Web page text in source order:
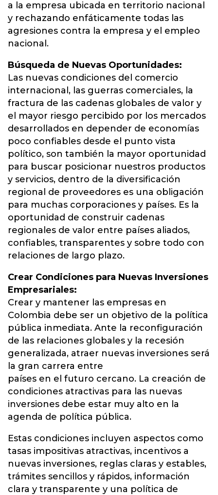
a la empresa ubicada en territorio nacional
y rechazando enfáticamente todas las
agresiones contra la empresa y el empleo
nacional.
Búsqueda de Nuevas Oportunidades:
Las nuevas condiciones del comercio
internacional, las guerras comerciales, la
fractura de las cadenas globales de valor y
el mayor riesgo percibido por los mercados
desarrollados en depender de economías
poco confiables desde el punto vista
político, son también la mayor oportunidad
para buscar posicionar nuestros productos
y servicios, dentro de la diversificación
regional de proveedores es una obligación
para muchas corporaciones y países. Es la
oportunidad de construir cadenas
regionales de valor entre países aliados,
confiables, transparentes y sobre todo con
relaciones de largo plazo.
Crear Condiciones para Nuevas Inversiones
Empresariales:
Crear y mantener las empresas en
Colombia debe ser un objetivo de la política
pública inmediata. Ante la reconfiguración
de las relaciones globales y la recesión
generalizada, atraer nuevas inversiones será
la gran carrera entre
países en el futuro cercano. La creación de
condiciones atractivas para las nuevas
inversiones debe estar muy alto en la
agenda de política pública.
Estas condiciones incluyen aspectos como
tasas impositivas atractivas, incentivos a
nuevas inversiones, reglas claras y estables,
trámites sencillos y rápidos, información
clara y transparente y una política de